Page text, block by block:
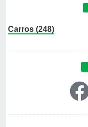
Carros (248)